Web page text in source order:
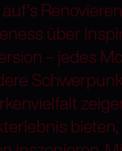
über
– jedes